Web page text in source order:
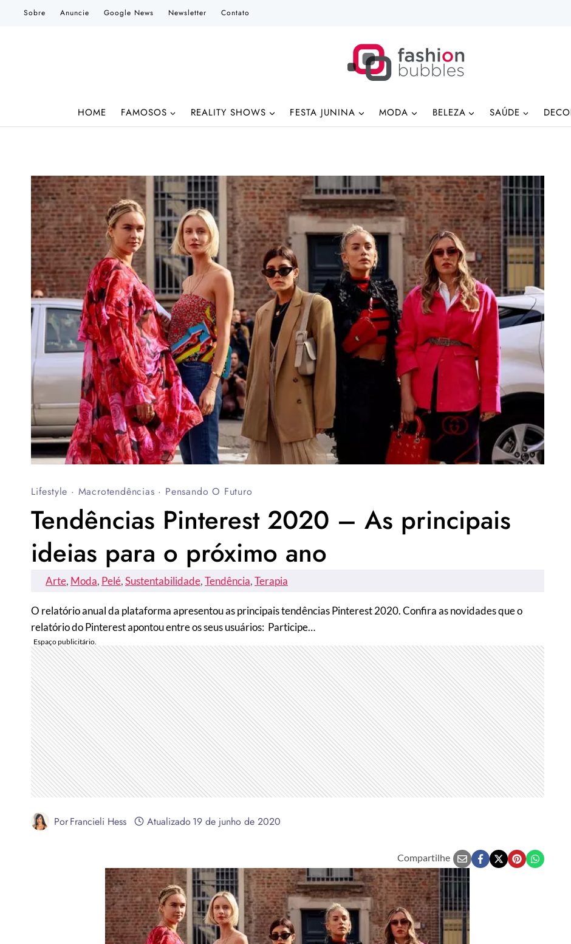
Sobre Anuncie Google News Newsletter Contato
HOME FAMOSOS REALITY SHOWS FESTA JUNINA MODA BELEZA SAÚDE
Lifestyle · Macrotendências · Pensando O Futuro
Tendências Pinterest 2020 – As principais
ideias para o próximo ano
Arte, Moda, Pelé, Sustentabilidade, Tendência, Terapia
O relatório anual da plataforma apresentou as principais tendências Pinterest 2020. Confira as novidades que o
relatório do Pinterest apontou entre os seus usuários: Participe…
PorFrancieli Hess Atualizado19 de junho de 2020
Compartilhe